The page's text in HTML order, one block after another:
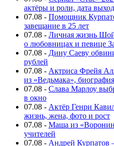
актёры и роли, дата
07.08 - Помощник
завещание в 25 лет
07.08 - Личная жизнь
о любовницах и певице
07.08 - Дину Саеву
рублей
07.08 - Актриса Фрейя
из «Ведьмака»,
07.08 - Слава Марлоу
в окно
07.08 - Актёр Генри
жизнь, жена, фото и рост
07.08 - Маша из
учителей
07.08 - Андрей Курпатов